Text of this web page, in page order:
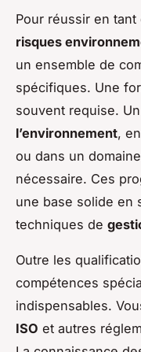
Pour réussir en
risques
un ensemble de
spécifiques. Une
souvent requise.
l’environnement, en
ou dans un
nécessaire. Ces
une base solide en
techniques de
Outre les
compétences
indispensables.
ISO et autres